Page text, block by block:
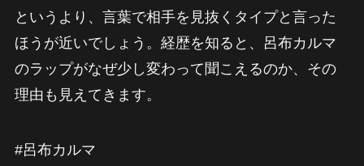
というより、言葉で相手を見抜くタイプと言った
ほうが近いでしょう。経歴を知ると、呂布カルマ
のラップがなぜ少し変わって聞こえるのか、その
理由も見えてきます。
#呂布カルマ